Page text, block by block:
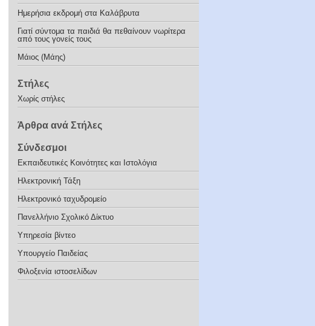
Ημερήσια εκδρομή στα Καλάβρυτα
Γιατί σύντομα τα παιδιά θα πεθαίνουν νωρίτερα
από τους γονείς τους
Μάιος (Μάης)
Στήλες
Χωρίς στήλες
Άρθρα ανά Στήλες
Σύνδεσμοι
Εκπαιδευτικές Κοινότητες και Ιστολόγια
Ηλεκτρονική Τάξη
Ηλεκτρονικό ταχυδρομείο
Πανελλήνιο Σχολικό Δίκτυο
Υπηρεσία βίντεο
Υπουργείο Παιδείας
Φιλοξενία ιστοσελίδων